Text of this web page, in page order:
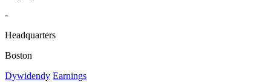
-
Headquarters
Boston
Dywidendy Earnings